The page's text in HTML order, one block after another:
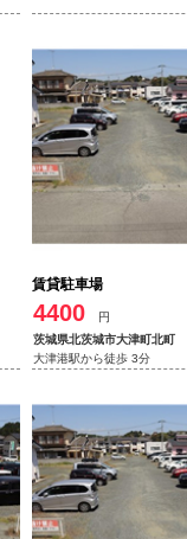
賃貸駐車場
4400
円
茨城県北茨城市大津町北町
大津港駅から徒歩 3分